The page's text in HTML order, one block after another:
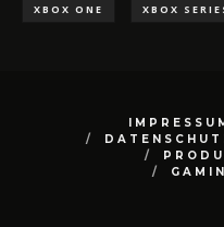
XBOX ONE XBOX